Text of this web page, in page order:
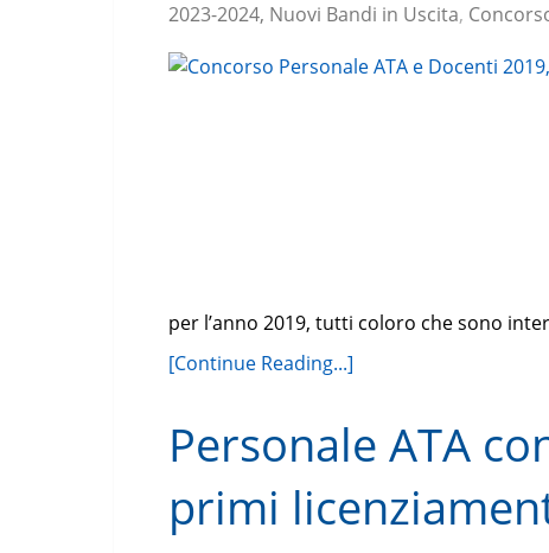
2023-2024, Nuovi Bandi in Uscita,
per l’anno 2019, tutti coloro che sono
[Continue Reading...]
Personale ATA
primi